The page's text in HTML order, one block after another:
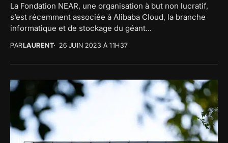
La Fondation NEAR, une organisation à but non lucratif,
s’est récemment associée à Alibaba Cloud, la branche
informatique et de stockage du géant...
PARLAURENT 26 JUIN 2023 À 11H37